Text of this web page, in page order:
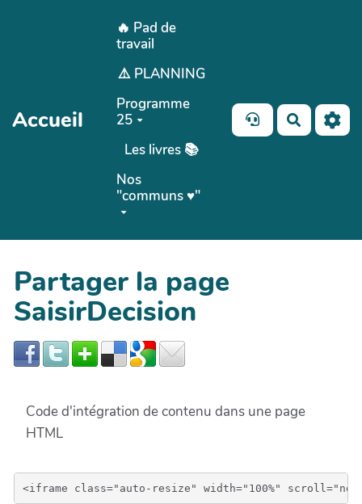
Aller au contenu principal
Accueil
🔥 Pad de
travail
⚠️ PLANNING
Programme
25
Les livres 📚
Nos
"communs ♥️"
Partager la page
SaisirDecision
Code d'intégration de contenu dans une page
HTML